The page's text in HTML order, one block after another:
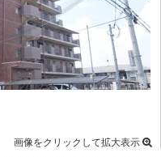
画像をクリックして拡大表示